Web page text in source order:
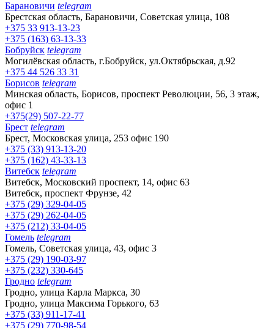
Барановичи telegram
Брестская область, Барановичи, Советская улица, 108
+375 33 913-13-23
+375 (163) 63-13-33
Бобруйск telegram
Могилёвская область, г.Бобруйск, ул.Октябрьская, д.92
+375 44 526 33 31
Борисов telegram
Минская область, Борисов, проспект Революции, 56, 3 этаж,
офис 1
+375(29) 507-22-77
Брест telegram
Брест, Московская улица, 253 офис 190
+375 (33) 913-13-20
+375 (162) 43-33-13
Витебск telegram
Витебск, Московский проспект, 14, офис 63
Витебск, проспект Фрунзе, 42
+375 (29) 329-04-05
+375 (29) 262-04-05
+375 (212) 33-04-05
Гомель telegram
Гомель, Советская улица, 43, офис 3
+375 (29) 190-03-97
+375 (232) 330-645
Гродно telegram
Гродно, улица Карла Маркса, 30
Гродно, улица Максима Горького, 63
+375 (33) 911-17-41
+375 (29) 770-98-54